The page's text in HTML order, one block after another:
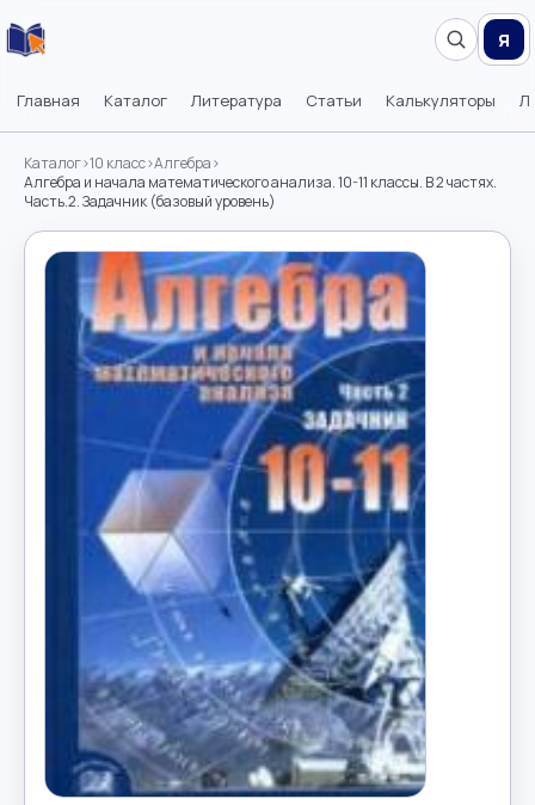
Главная Каталог Литература Статьи Калькуляторы
Я
Каталог›10 класс›Алгебра›
Алгебра и начала математического анализа. 10-11 классы. В 2 частях.
Часть.2. Задачник (базовый уровень)